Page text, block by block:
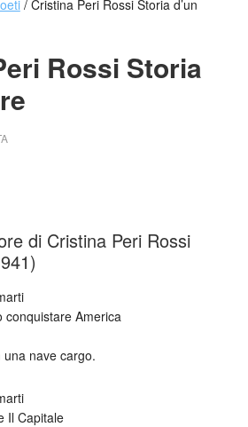
/Cristina Peri Rossi Storia d’un
Rossi Storia
di Cristina Peri Rossi
conquistare America
nave cargo.
Il Capitale